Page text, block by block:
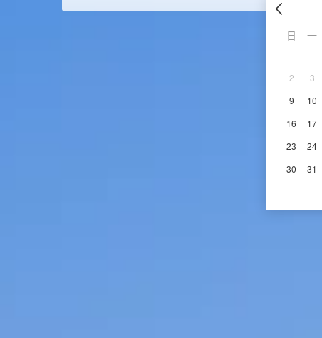
日 一
2
3
9
10
16
17
23
24
30
31